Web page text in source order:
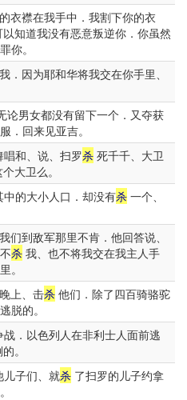
衣襟在我手中．我割下你的衣
知道我没有恶意叛逆你．你虽然
你。
．因为耶和华将我交在你手里、
论男女都没有留下一个．又夺获
．回来见亚吉。
和、说、扫罗杀 死千千、大卫
大卫么。
的大小人口．却没有杀 一个、
们到敌军那里不肯．他回答说、
杀我、也不将我交在我主人手
。
上、击杀 他们．除了四百骑骆驼
脱的。
．以色列人在非利士人面前逃
。
儿子们、就杀 了扫罗的儿子约拿